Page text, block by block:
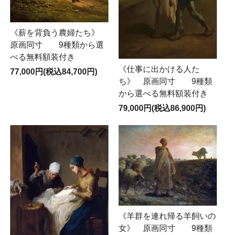
《薪を背負う農婦たち》
原画同寸 9種類から選
べる無料額装付き
77,000円(税込84,700円)
《仕事に出かける人た
ち》 原画同寸 9種類
から選べる無料額装付き
79,000円(税込86,900円)
《羊群を連れ帰る羊飼いの
女》 原画同寸 9種類